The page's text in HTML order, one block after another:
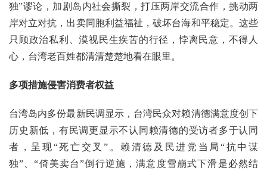
独”谬论，加剧岛内社会撕裂，打压两岸交流合作，挑动两
岸对立对抗，出卖同胞利益福祉，破坏台海和平稳定。这些
只顾政治私利、漠视民生疾苦的行径，悖离民意，不得人
心，台湾老百姓都清清楚楚地看在眼里。
多项措施侵害消费者权益
台湾岛内多份最新民调显示，台湾民众对赖清德满意度创下
历史新低，有民调更显示不认同赖清德的受访者多于认同
者，呈现“死亡交叉”。赖清德及民进党当局“抗中谋
独”、“倚美卖台”倒行逆施，满意度雪崩式下滑是必然结